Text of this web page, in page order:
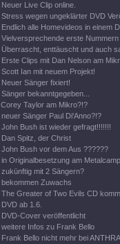
Neuer Live Clip online.
Stress wegen ungeklärter DVD
Endlich alle Homevideos in einem
Vielversprechende erste
Überrascht, enttäuscht und auch
Erste Clips mit Dan Nelson am
Scott Ian mit neuem Projekt!
Neuer Sänger fixiert!
Sänger bekanntgegeben...
Corey Taylor am Mikro?!?
neuer Sänger Paul Di'Anno?!?
John Bush ist wieder gefragt!!!!!!!
Dan Spitz, der Christ
John Bush vor dem Aus ??????
in Originalbesetzung am Metalcamp
zukünftig mit 2 Sängern?
bekommen Zuwachs
The Greater of Two Evils CD
DVD ab 1.6.
DVD-Cover veröffentlicht
weitere Infos zu Frank Bello
Frank Bello nicht mehr bei